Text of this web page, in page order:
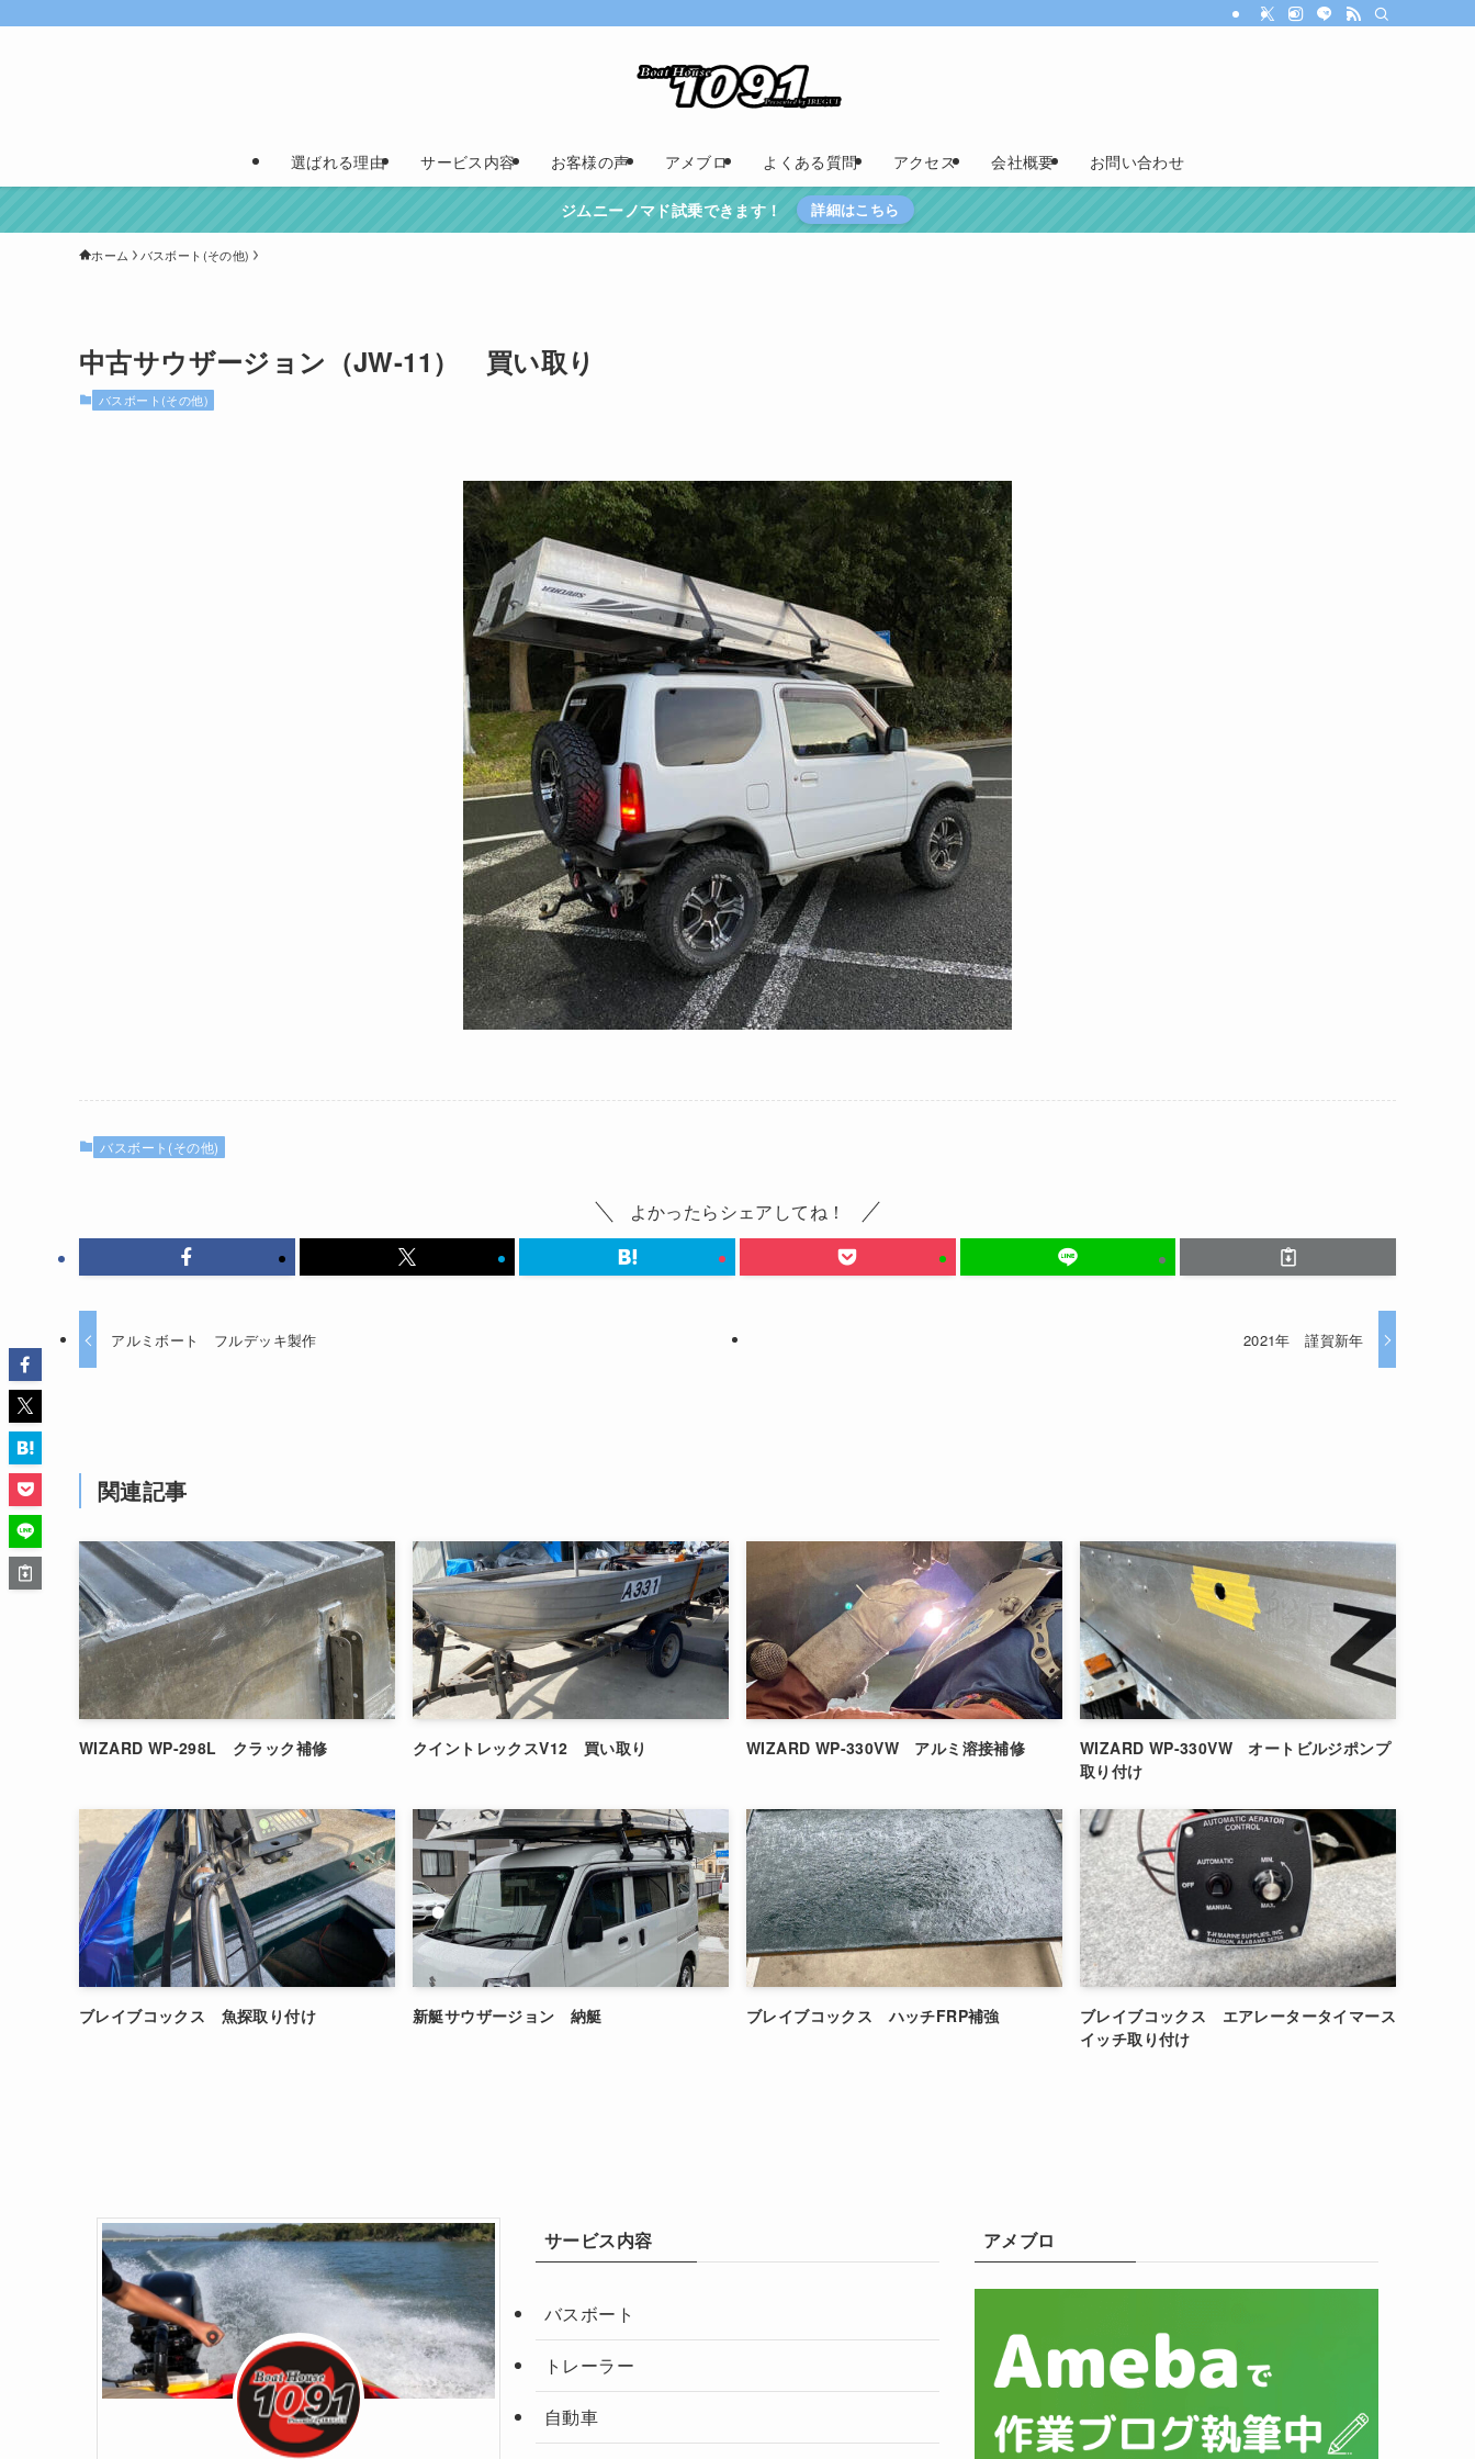
選ばれる理由 サービス内容 お客様の声 アメブロ よくある質問 アクセス 会社概要 お問い合わせ
ジムニーノマド試乗できます！ 詳細はこちら
ホーム バスボート(その他)
中古サウザージョン（JW-11） 買い取り
バスボート(その他)
バスボート(その他)
よかったらシェアしてね！
アルミボート フルデッキ製作 2021年 謹賀新年
関連記事
WIZARD WP-298L クラック補修 クイントレックスV12 買い取り WIZARD WP-330VW アルミ溶接補修
WIZARD WP-330VW オートビルジポンプ
取り付け
ブレイブコックス 魚探取り付け 新艇サウザージョン 納艇 ブレイブコックス ハッチFRP補強
ブレイブコックス エアレータータイマース
イッチ取り付け
サービス内容
バスボート
トレーラー
自動車
アメブロ